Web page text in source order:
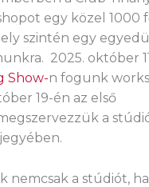
egy közel 1000
szintén egy
2025. október
Show-n fogunk
19-én az első
a
nemcsak a stúdiót,